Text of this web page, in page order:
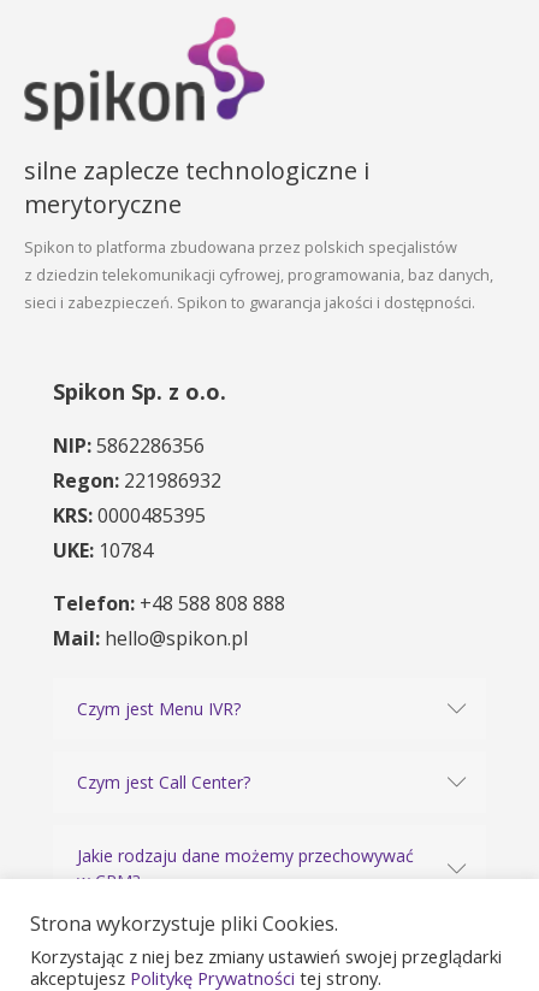
silne zaplecze technologiczne i
merytoryczne
Spikon to platforma zbudowana przez polskich specjalistów
z dziedzin telekomunikacji cyfrowej, programowania, baz danych,
sieci i zabezpieczeń. Spikon to gwarancja jakości i dostępności.
Spikon Sp. z o.o.
NIP:5862286356
Regon: 221986932
KRS:0000485395
UKE: 10784
Telefon: +48 588 808 888
Mail: hello@spikon.pl
Czym jest Menu IVR?
Czym jest Call Center?
Jakie rodzaju dane możemy przechowywać
w CRM?
ZOBACZ WSZYSTKIE PYTANIA
Strona wykorzystuje pliki Cookies.
Korzystając z niej bez zmiany ustawień swojej przeglądarki
akceptujesz Politykę Prywatności tej strony.